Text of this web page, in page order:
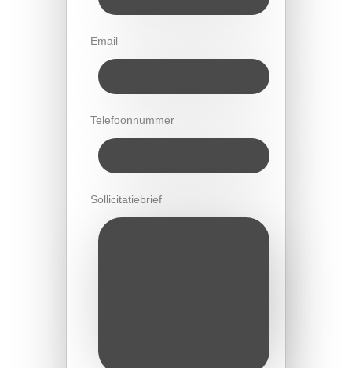
Email
Telefoonnummer
Sollicitatiebrief